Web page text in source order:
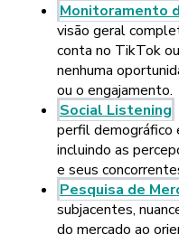
Monitoramento
visão geral
conta no TikTok
nenhuma
ou o engajamento.
Social Listening
perfil demográfico
incluindo as
e seus
Pesquisa de
subjacentes,
do mercado ao